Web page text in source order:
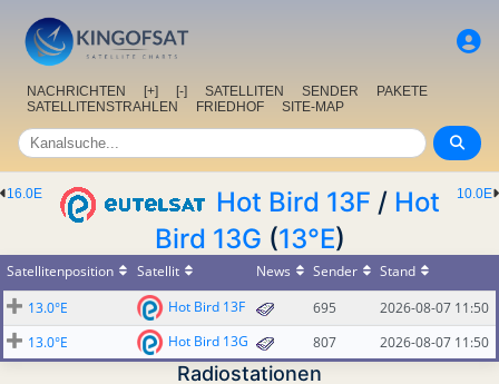
NACHRICHTEN [+] [-] SATELLITEN SENDER
PAKETE
SATELLITENSTRAHLEN
FRIEDHOF SITE-MAP
10.0E
16.0E Hot Bird 13F / Hot
Bird 13G (13°E)
Satellitenposition Satellit News Sender
Stand
13.0°E
Hot Bird 13F 695
2026-08-07 11:50
13.0°E
Hot Bird 13G 807 2026-08-07 11:50
Radiostationen